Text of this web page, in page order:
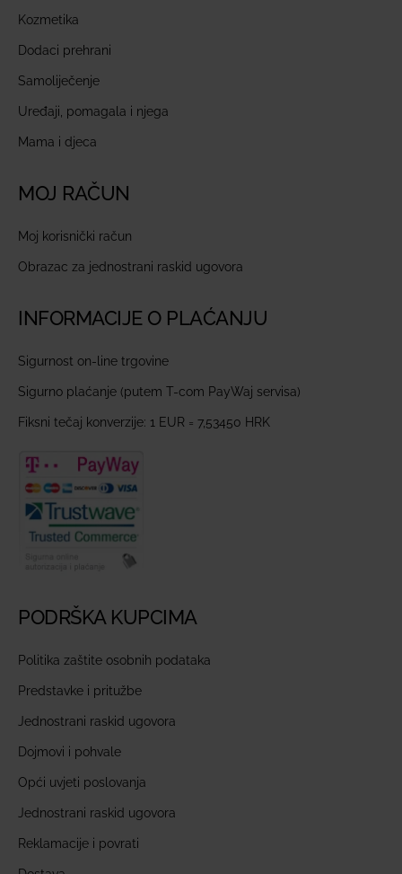
Kozmetika
Dodaci prehrani
Samoliječenje
Uređaji, pomagala i njega
Mama i djeca
MOJ RAČUN
Moj korisnički račun
Obrazac za jednostrani raskid ugovora
INFORMACIJE O PLAĆANJU
Sigurnost on-line trgovine
Sigurno plaćanje (putem T-com PayWaj servisa)
Fiksni tečaj konverzije: 1 EUR = 7,53450 HRK
PODRŠKA KUPCIMA
Politika zaštite osobnih podataka
Predstavke i pritužbe
Jednostrani raskid ugovora
Dojmovi i pohvale
Opći uvjeti poslovanja
Jednostrani raskid ugovora
Reklamacije i povrati